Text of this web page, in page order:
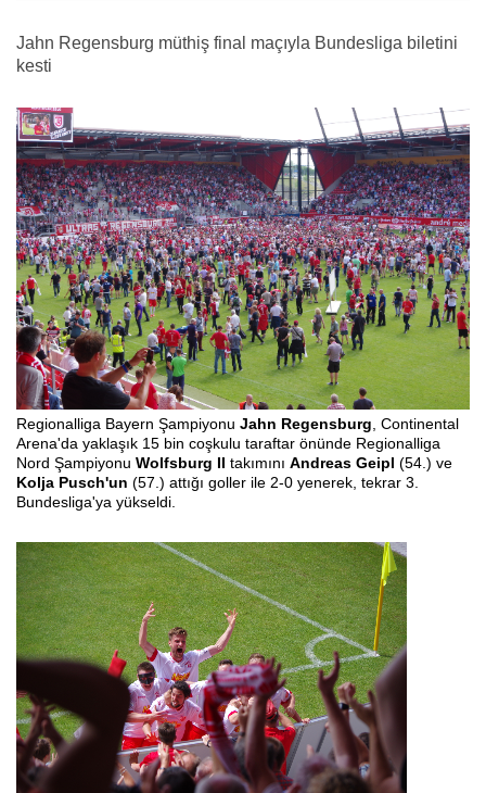
Jahn Regensburg müthiş final maçıyla Bundesliga biletini
kesti
Regionalliga Bayern Şampiyonu Jahn Regensburg , Continental
Arena'da yaklaşık 15 bin coşkulu taraftar önünde Regionalliga
Nord Şampiyonu Wolfsburg II takımını Andreas Geipl (54.) ve
Kolja Pusch'un (57.) attığı goller ile 2-0 yenerek, tekrar 3.
Bundesliga'ya yükseldi.